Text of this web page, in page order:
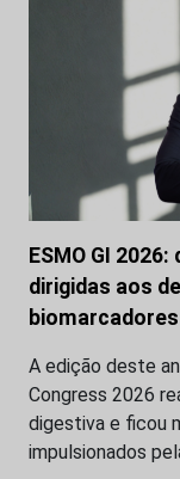
ESMO GI
dirigidas aos
biomarcadores
A edição deste
Congress 2026
digestiva e ficou
impulsionados